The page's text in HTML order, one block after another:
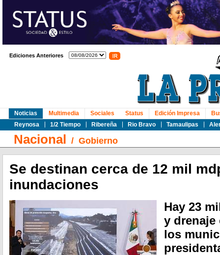
Ediciones Anteriores
Noticias
Reynosa
1/2 Tiempo Ribereña Rio Bravo Tamaulipas
Multimedia Sociales Status Edición Impresa
Nacional / Gobierno
Se destinan cerca de 12 mil
inundaciones
Hay 23
y drenaje
los